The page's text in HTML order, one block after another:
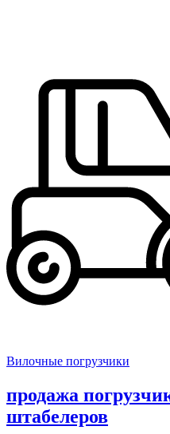
Вилочные погрузчики
продажа
штабелеров